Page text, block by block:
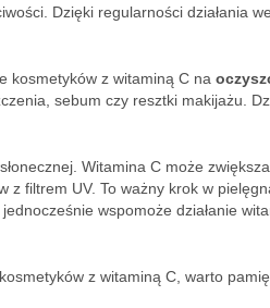
Dzięki regularności działania
kosmetyków z witaminą C na
sebum czy resztki makijażu.
Witamina C może
z filtrem UV. To ważny krok w
wspomoże działanie
z witaminą C, warto